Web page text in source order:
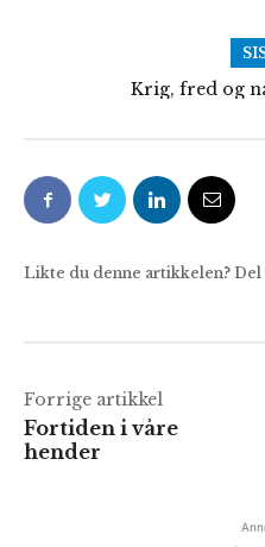
Krig, fred og
Likte du denne artikkelen?
Forrige artikkel
Fortiden i våre
hender